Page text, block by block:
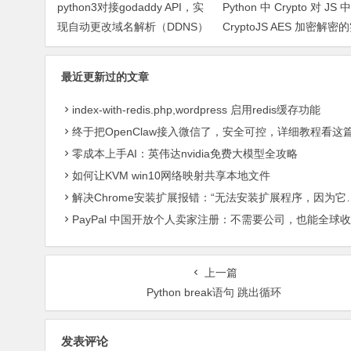
python3对接godaddy API，实
现自动更改域名解析（DDNS）
Python 中 Crypto 对 JS 中
CryptoJS AES 加密解密
及问题处理
最近更新过的文章
index-with-redis.php,wordpress 启用redis缓存功能
终于把OpenClaw接入微信了，安全可控，详细教程看这
零成本上手AI：英伟达nvidia免费大模型全攻略
如何让KVM win10网络映射共享本地文件
解决Chrome安装扩展报错：“无法安装扩展程序，因为它使用了不受支持的清单版本“
PayPal 中国开放个人卖家注册：不需要公司，也能全球收款了
上一篇
Python break语句 跳出循环
发表评论